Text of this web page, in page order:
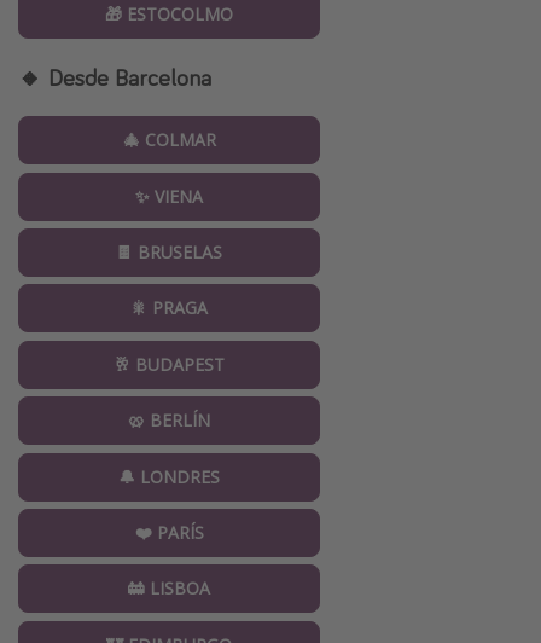
🎁 ESTOCOLMO
🔸 Desde Barcelona
🎄 COLMAR
✨ VIENA
🍫 BRUSELAS
🎇 PRAGA
🥂 BUDAPEST
🥨 BERLÍN
🔔 LONDRES
❤️ PARÍS
🚋 LISBOA